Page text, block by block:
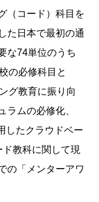
（コード）科目を
た日本で最初の通
な74単位のうち
の必修科目と
グ教育に振り向
ラムの必修化、
したクラウドベー
教科に関して現
の「メンターアワ